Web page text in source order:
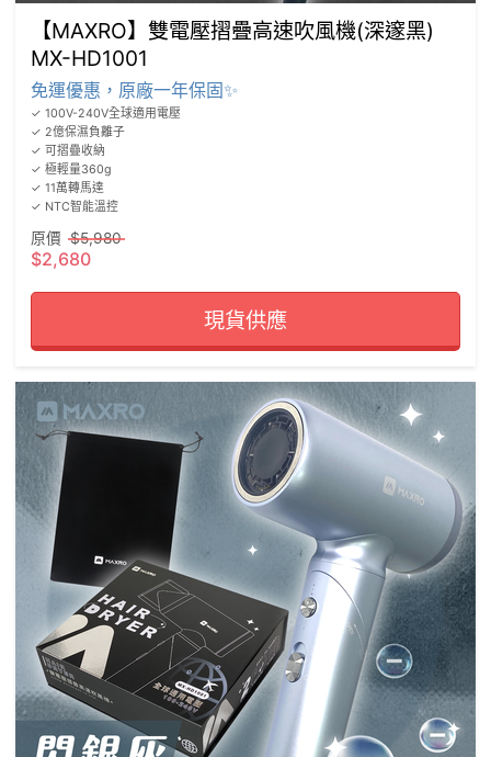
【MAXRO】雙電壓摺疊高速吹風機(深邃黑)
MX-HD1001
免運優惠，原廠一年保固✨
✓ 100V-240V全球適用電壓
✓ 2億保濕負離子
✓ 可摺疊收納
✓ 極輕量360g
✓ 11萬轉馬達
✓ NTC智能溫控
原價 $5,980
$2,680
現貨供應